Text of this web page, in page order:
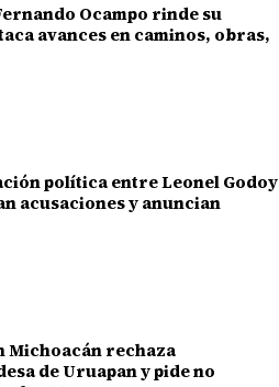
Ocampo rinde su
avances en caminos, obras,
política entre Leonel Godoy
acusaciones y anuncian
Michoacán rechaza
de Uruapan y pide no